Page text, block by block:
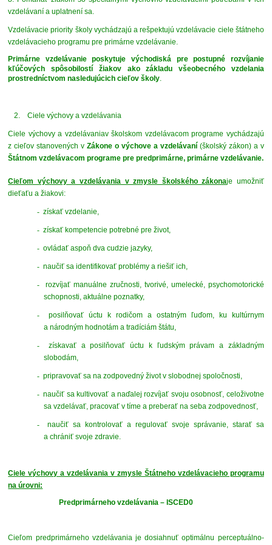
vzdelávaní a uplatnení sa.
Vzdelávacie priority školy vychádzajú a rešpektujú vzdelávacie ciele štátneho
vzdelávacieho programu pre primárne vzdelávanie.
Primárne vzdelávanie poskytuje východiská pre postupné rozvíjanie
kľúčových spôsobilostí žiakov ako základu všeobecného vzdelania
prostredníctvom nasledujúcich cieľov školy
2. Ciele výchovy a vzdelávania
Ciele výchovy a vzdelávaniav školskom vzdelávacom programe vychádzajú
z cieľov stanovených vZákone o výchove a vzdelávaní(školský zákon) a v
Štátnom vzdelávacom programe pre predprimárne, primárne vzdelávanie.
Cieľom výchovy a vzdelávania v zmysle školského zákonaje umožniť
dieťaťu a žiakovi:
- získať vzdelanie,
- získať kompetencie potrebné pre život,
- ovládať aspoň dva cudzie jazyky,
- naučiť sa identifikovať problémy a riešiť ich,
- rozvíjať manuálne zručnosti, tvorivé, umelecké, psychomotorické
schopnosti, aktuálne poznatky,
-posilňovať úctu k rodičom a ostatným ľuďom, ku kultúrnym
a národným hodnotám a tradíciám štátu,
-získavať a posilňovať úctu k ľudským právam a základným
slobodám,
- pripravovať sa na zodpovedný život v slobodnej spoločnosti,
-naučiť sa kultivovať a naďalej rozvíjať svoju osobnosť, celoživotne
sa vzdelávať, pracovať v tíme a preberať na seba zodpovednosť,
-naučiť sa kontrolovať a regulovať svoje správanie, starať sa
a chrániť svoje zdravie.
Ciele výchovy a vzdelávania v zmysle Štátneho vzdelávacieho programu
na úrovni:
Predprimárneho vzdelávania – ISCED0
Cieľom predprimárneho vzdelávania je dosiahnuť optimálnu perceptuálno-